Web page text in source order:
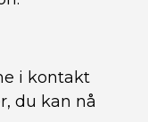
i kontakt
du kan nå